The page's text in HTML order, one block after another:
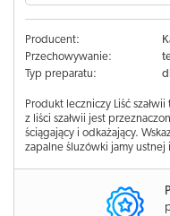
Producent:
Przechowywanie:
Typ preparatu:
Produkt leczniczy Liść
z liści szałwii jest
ściągający i odkażający.
zapalne śluzówki jamy ustnej